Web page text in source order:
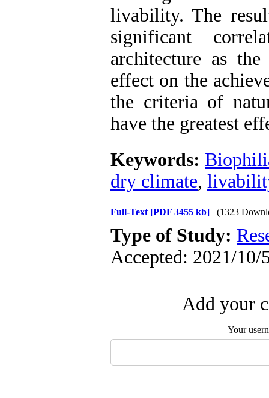
livability. The
significant
architecture as
effect on the
the criteria of
have the greatest
Keywords:
dry climate,
Full-Text [PDF 3455 kb] (1323
Type of Study:
Accepted: 2021/10/
Add your
Your